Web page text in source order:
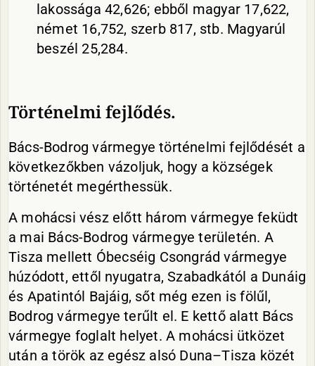
lakossága 42,626; ebből magyar 17,622,
német 16,752, szerb 817, stb. Magyarúl
beszél 25,284.
Történelmi fejlődés.
Bács-Bodrog vármegye történelmi fejlődését a
következőkben vázoljuk, hogy a községek
történetét megérthessük.
A mohácsi vész előtt három vármegye feküdt
a mai Bács-Bodrog vármegye területén. A
Tisza mellett Óbecséig Csongrád vármegye
húzódott, ettől nyugatra, Szabadkától a Dunáig
és Apatintól Bajáig, sőt még ezen is fölűl,
Bodrog vármegye terűlt el. E kettő alatt Bács
vármegye foglalt helyet. A mohácsi ütközet
után a török az egész alsó Duna–Tisza közét